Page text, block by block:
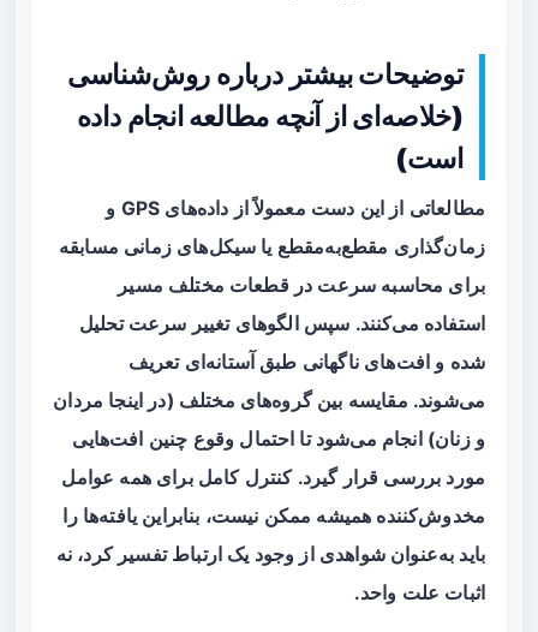
توضیحات بیشتر درباره روش‌شناسی
(خلاصه‌ای از آنچه مطالعه انجام داده
است)
مطالعاتی از این دست معمولاً از داده‌های GPS و
زمان‌گذاری مقطع‌به‌مقطع یا سیکل‌های زمانی مسابقه
برای محاسبه سرعت در قطعات مختلف مسیر
استفاده می‌کنند. سپس الگوهای تغییر سرعت تحلیل
شده و افت‌های ناگهانی طبق آستانه‌ای تعریف
می‌شوند. مقایسه بین گروه‌های مختلف (در اینجا مردان
و زنان) انجام می‌شود تا احتمال وقوع چنین افت‌هایی
مورد بررسی قرار گیرد. کنترل کامل برای همه عوامل
مخدوش‌کننده همیشه ممکن نیست، بنابراین یافته‌ها را
باید به‌عنوان شواهدی از وجود یک ارتباط تفسیر کرد، نه
اثبات علت واحد.